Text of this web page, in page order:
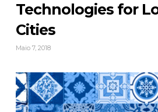
Technologies for
Cities
Maio 7, 2018